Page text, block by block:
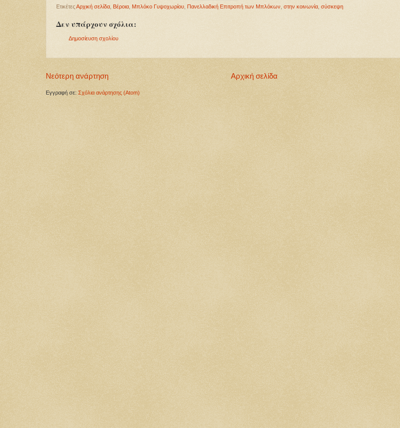
ΕτικέτεςΑρχική σελίδα Βέροια Μπλόκο Γυψοχωρίου Πανελλαδική Επιτροπή των Μπλόκων στην κοινωνία σύσκεψη
Δεν υπάρχουν σχόλια:
Δημοσίευση σχολίου
Νεότερη ανάρτηση Αρχική σελίδα
Εγγραφή σε: Σχόλια ανάρτησης (Atom)